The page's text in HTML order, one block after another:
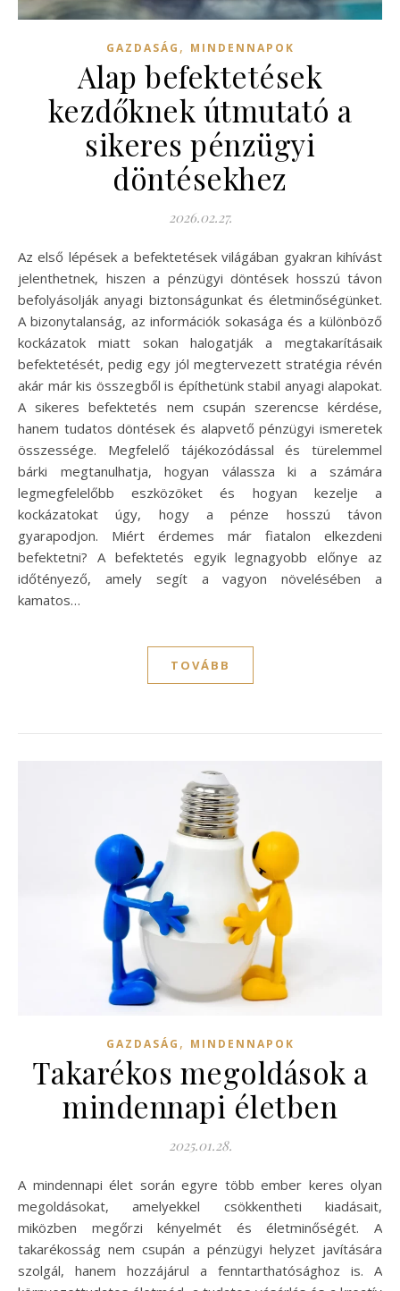
GAZDASÁG , MINDENNAPOK
Alap befektetések
kezdőknek útmutató a
sikeres pénzügyi
döntésekhez
2026.02.27.
Az első lépések a befektetések világában gyakran kihívást
jelenthetnek, hiszen a pénzügyi döntések hosszú távon
befolyásolják anyagi biztonságunkat és életminőségünket.
A bizonytalanság, az információk sokasága és a különböző
kockázatok miatt sokan halogatják a megtakarításaik
befektetését, pedig egy jól megtervezett stratégia révén
akár már kis összegből is építhetünk stabil anyagi alapokat.
A sikeres befektetés nem csupán szerencse kérdése,
hanem tudatos döntések és alapvető pénzügyi ismeretek
összessége. Megfelelő tájékozódással és türelemmel
bárki megtanulhatja, hogyan válassza ki a számára
legmegfelelőbb eszközöket és hogyan kezelje a
kockázatokat úgy, hogy a pénze hosszú távon
gyarapodjon. Miért érdemes már fiatalon elkezdeni
befektetni? A befektetés egyik legnagyobb előnye az
időtényező, amely segít a vagyon növelésében a
kamatos…
TOVÁBB
GAZDASÁG , MINDENNAPOK
Takarékos megoldások a
mindennapi életben
2025.01.28.
A mindennapi élet során egyre több ember keres olyan
megoldásokat, amelyekkel csökkentheti kiadásait,
miközben megőrzi kényelmét és életminőségét. A
takarékosság nem csupán a pénzügyi helyzet javítására
szolgál, hanem hozzájárul a fenntarthatósághoz is. A